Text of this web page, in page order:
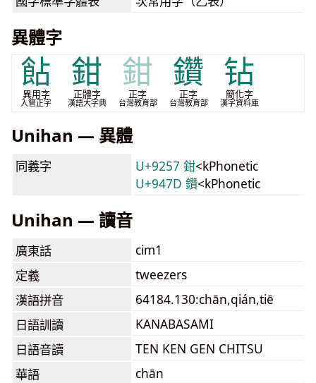
異體字
䬯
異用字
入管正字
鉗
正體字
漢語大字典
鉗
正字
台灣教育部
鑽
正字
台灣教育部
钻
簡化字
漢字資料庫
Unihan — 異體
同義字 U+9257 鉗<kPhonetic
U+947D 鑽<kPhonetic
Unihan — 讀音
廣東話
cim1
定義
tweezers
漢語拼音
64184.130:chān,qián,tiē
日語訓讀
KANABASAMI
日語音讀
TEN KEN GEN CHITSU
華語
chān